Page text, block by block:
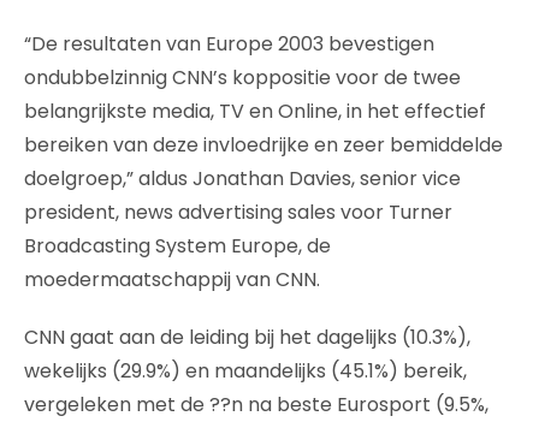
“De resultaten van Europe 2003 bevestigen
ondubbelzinnig CNN’s koppositie voor de twee
belangrijkste media, TV en Online, in het effectief
bereiken van deze invloedrijke en zeer bemiddelde
doelgroep,” aldus Jonathan Davies, senior vice
president, news advertising sales voor Turner
Broadcasting System Europe, de
moedermaatschappij van CNN.
CNN gaat aan de leiding bij het dagelijks (10.3%),
wekelijks (29.9%) en maandelijks (45.1%) bereik,
vergeleken met de ??n na beste Eurosport (9.5%,